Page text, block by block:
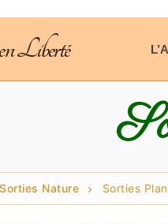
Liberté
Nature Sorties